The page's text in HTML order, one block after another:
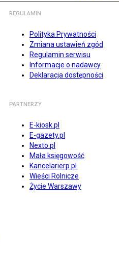
REGULAMIN
Polityka Prywatności
Zmiana ustawień zgód
Regulamin serwisu
Informacje o nadawcy
Deklaracja dostępności
PARTNERZY
E-kiosk.pl
E-gazety.pl
Nexto.pl
Mała księgowość
Kancelarierp.pl
Wieści Rolnicze
Życie Warszawy